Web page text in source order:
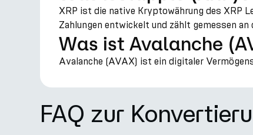
XRP ist die native Kryptowährung des XRP
Zahlungen entwickelt und zählt gemessen
Was ist Avalanche
Avalanche (AVAX) ist ein digitaler
FAQ zur